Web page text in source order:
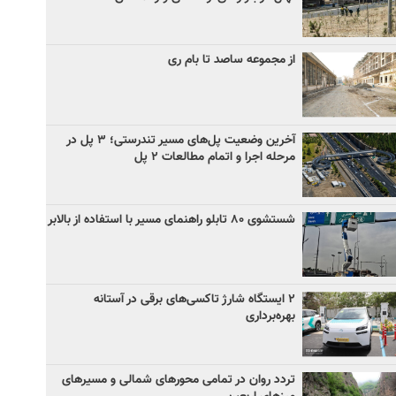
از مجموعه ساصد تا بام ری
آخرین وضعیت پل‌های مسیر تندرستی؛ ۳ پل در
مرحله اجرا و اتمام مطالعات ۲ پل
شستشوی ۸۰ تابلو راهنمای مسیر با استفاده از بالابر
۲ ایستگاه شارژ تاکسی‌های برقی در آستانه
بهره‌برداری
تردد روان در تمامی محورهای شمالی و مسیرهای